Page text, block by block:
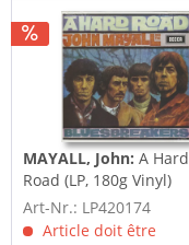
MAYALL, John:A Hard
Road (LP, 180g Vinyl)
Art-Nr.: LP420174
Article doit être